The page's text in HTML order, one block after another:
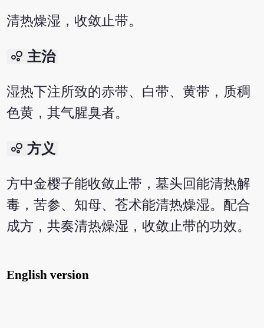
清热燥湿，收敛止带。
bubble_chart 主治
湿热下注所致的赤带、白带、黄带，质稠
色黄，其气腥臭者。
bubble_chart 方义
方中金樱子能收敛止带，墓头回能清热解
毒，苦参、知母、苍术能清热燥湿。配合
成方，共奏清热燥湿，收敛止带的功效。
English version